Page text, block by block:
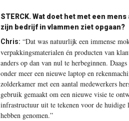
STERCK. Wat doet het met een
zijn bedrijf in vlammen ziet opgaan?
Chris: “Dat was natuurlijk een immense
verpakkingsmaterialen én producten van
anders op dan van nul te herbeginnen.
onder meer een nieuwe laptop en
zolderkamer met een aantal medewerkers
gebruik gemaakt om een nieuwe visie te
infrastructuur uit te tekenen voor de
hebben genomen.”